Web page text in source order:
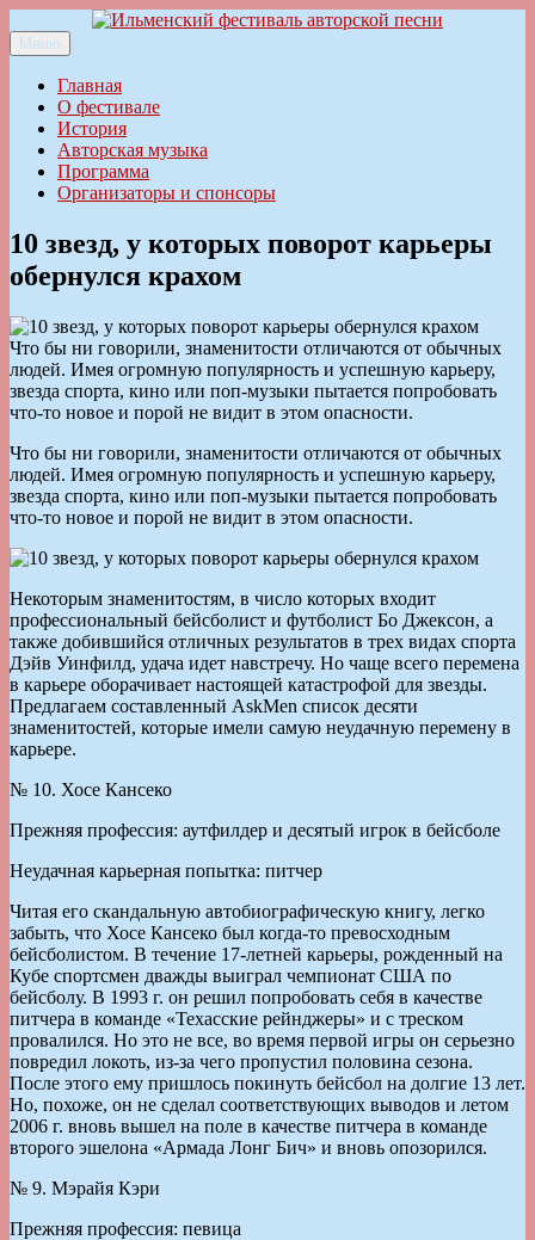
к
содержимому
Ильменский фестиваль авторской песни
Меню
Главная
О фестивале
История
Авторская музыка
Программа
Организаторы и спонсоры
10 звезд, у которых поворот карьеры
обернулся крахом
Что бы ни говорили, знаменитости отличаются от обычных
людей. Имея огромную популярность и успешную карьеру,
звезда спорта, кино или поп-музыки пытается попробовать
что-то новое и порой не видит в этом опасности.
Что бы ни говорили, знаменитости отличаются от обычных
людей. Имея огромную популярность и успешную карьеру,
звезда спорта, кино или поп-музыки пытается попробовать
что-то новое и порой не видит в этом опасности.
Некоторым знаменитостям, в число которых входит
профессиональный бейсболист и футболист Бо Джексон, а
также добившийся отличных результатов в трех видах спорта
Дэйв Уинфилд, удача идет навстречу. Но чаще всего перемена
в карьере оборачивает настоящей катастрофой для звезды.
Предлагаем составленный AskMen список десяти
знаменитостей, которые имели самую неудачную перемену в
карьере.
№ 10. Хосе Кансеко
Прежняя профессия: аутфилдер и десятый игрок в бейсболе
Неудачная карьерная попытка: питчер
Читая его скандальную автобиографическую книгу, легко
забыть, что Хосе Кансеко был когда-то превосходным
бейсболистом. В течение 17-летней карьеры, рожденный на
Кубе спортсмен дважды выиграл чемпионат США по
бейсболу. В 1993 г. он решил попробовать себя в качестве
питчера в команде «Техасские рейнджеры» и с треском
провалился. Но это не все, во время первой игры он серьезно
повредил локоть, из-за чего пропустил половина сезона.
После этого ему пришлось покинуть бейсбол на долгие 13 лет.
Но, похоже, он не сделал соответствующих выводов и летом
2006 г. вновь вышел на поле в качестве питчера в команде
второго эшелона «Армада Лонг Бич» и вновь опозорился.
№ 9. Мэрайя Кэри
Прежняя профессия: певица